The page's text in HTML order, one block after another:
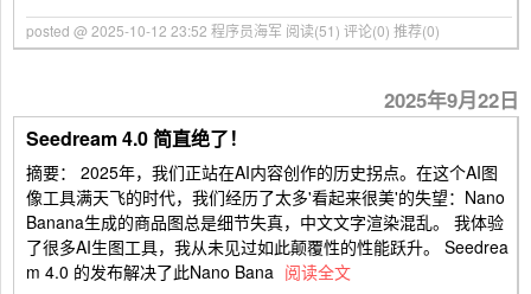
posted @ 2025-10-12 23:52 程序员海军 阅读(51) 评论(0) 推荐(0)
2025年9月22日
Seedream 4.0 简直绝了！
摘要： 2025年，我们正站在AI内容创作的历史拐点。在这个AI图
像工具满天飞的时代，我们经历了太多'看起来很美'的失望：Nano
Banana生成的商品图总是细节失真，中文文字渲染混乱。 我体验
了很多AI生图工具，我从未见过如此颠覆性的性能跃升。 Seedrea
m 4.0 的发布解决了此Nano Bana 阅读全文